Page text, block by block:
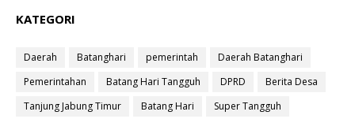
KATEGORI
Daerah Batanghari pemerintah
Daerah Batanghari
Pemerintahan
Batang Hari Tangguh DPRD
Berita Desa
Tanjung Jabung Timur
Batang Hari
Super Tangguh